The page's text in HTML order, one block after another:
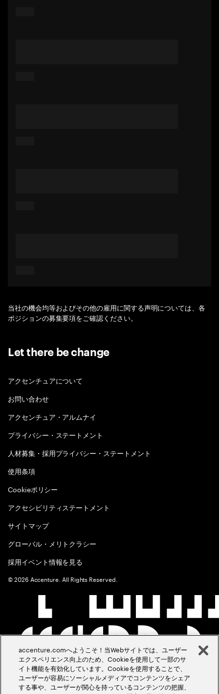
当社の機会均等およびその他の雇用に関する声明については、各
ポジションの募集要項をご確認ください。
Let there be change
アクセンチュアについて
お問い合わせ
アクセンチュア・アルムナイ
プライバシー・ステートメント
人材募集・採用プライバシー・ステートメント
使用条項
Cookieポリシー
アクセシビリティステートメント
サイトマップ
グローバル・メリトクラシー
採用イベント情報を見る
©2026 Accenture. All Rights Reserved.
accenture.comへようこそ！当Webサイトでは、ユーザー
エクスペリエンス向上のため、Cookieを使用して一部のサ
イト機能を有効化しています。Cookieを使用することで、
ユーザーが容易にソーシャルメディアでコンテンツをシェア
する事や、ユーザーが関心を持っているコンテンツの把握、